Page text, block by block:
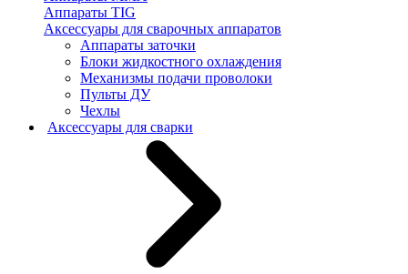
Аппараты TIG
Аксессуары для сварочных аппаратов
Аппараты заточки
Блоки жидкостного охлаждения
Механизмы подачи проволоки
Пульты ДУ
Чехлы
Аксессуары для сварки